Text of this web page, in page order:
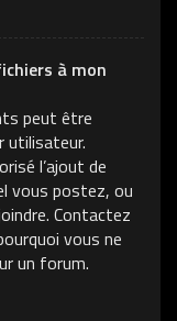
à mon
peut être
utilisateur.
l’ajout de
vous postez, ou
Contactez
vous ne
un forum.